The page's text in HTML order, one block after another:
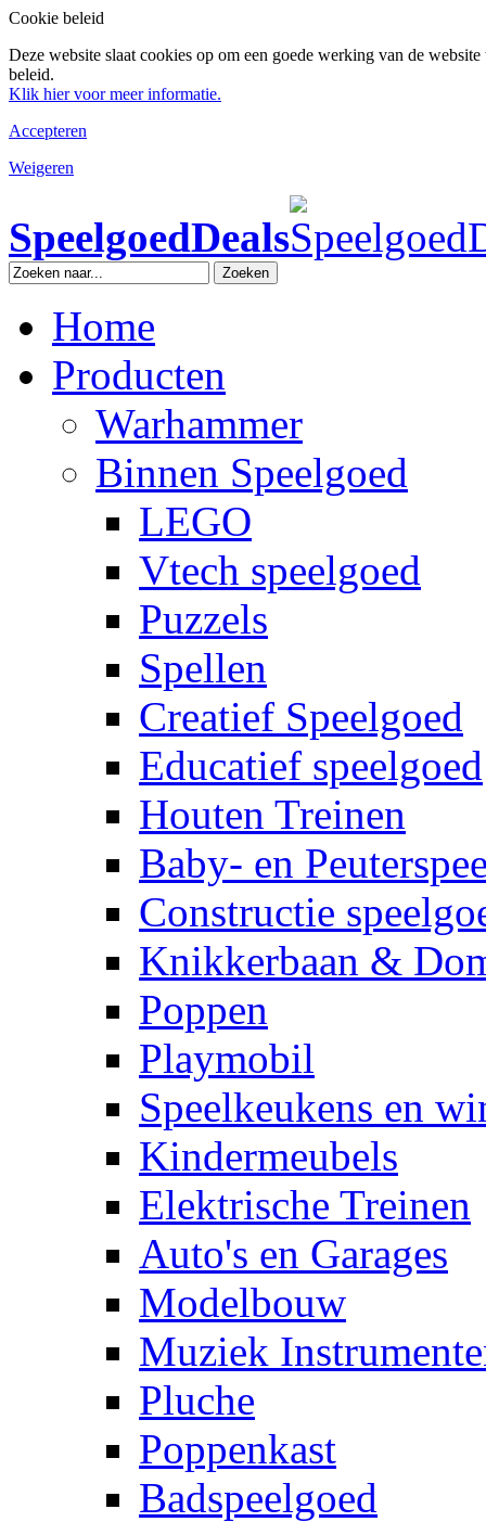
Cookie beleid
Deze website slaat cookies op om een goede werking van de
beleid.
Klik hier voor meer informatie.
Accepteren
Weigeren
SpeelgoedDeals
Zoeken
Home
Producten
Warhammer
Binnen Speelgoed
LEGO
Vtech speelgoed
Puzzels
Spellen
Creatief Speelgoed
Educatief speelgoed
Houten Treinen
Baby- en
Constructie
Knikkerbaan &
Poppen
Playmobil
Speelkeukens en
Kindermeubels
Elektrische Treinen
Auto's en Garages
Modelbouw
Muziek
Pluche
Poppenkast
Badspeelgoed